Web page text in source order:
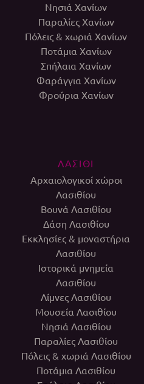
Νησιά Χανίων
Παραλίες Χανίων
Πόλεις & χωριά Χανίων
Ποτάμια Χανίων
Σπήλαια Χανίων
Φαράγγια Χανίων
Φρούρια Χανίων
ΛΑΣΙΘΙ
Αρχαιολογικοί χώροι
Λασιθίου
Βουνά Λασιθίου
Δάση Λασιθίου
Εκκλησίες & μοναστήρια
Λασιθίου
Ιστορικά μνημεία
Λασιθίου
Λίμνες Λασιθίου
Μουσεία Λασιθίου
Νησιά Λασιθίου
Παραλίες Λασιθίου
Πόλεις & χωριά Λασιθίου
Ποτάμια Λασιθίου